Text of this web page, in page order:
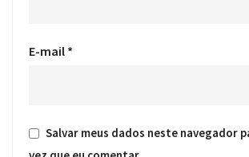
E-mail *
Salvar meus dados neste navegador